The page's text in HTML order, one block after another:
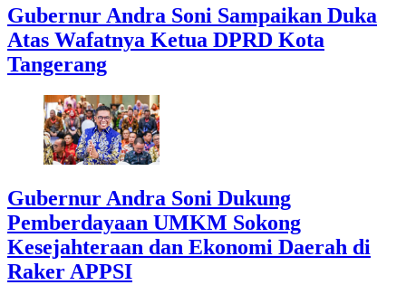
Gubernur Andra Soni Sampaikan Duka
Atas Wafatnya Ketua DPRD Kota
Tangerang
Gubernur Andra Soni Dukung
Pemberdayaan UMKM Sokong
Kesejahteraan dan Ekonomi Daerah di
Raker APPSI